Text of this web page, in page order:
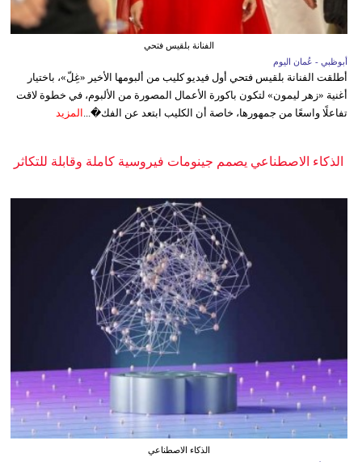
الفنانة بلقيس فتحي
أبوظبي - عُمان اليوم
أطلقت الفنانة بلقيس فتحي أول فيديو كليب من ألبومها الأخير «غِلّ»، باختيار
أغنية «زهر ليمون» لتكون باكورة الأعمال المصورة من الألبوم، في خطوة لاقت
تفاعلًا واسعًا من جمهورها، خاصة أن الكليب ابتعد عن الفك�... المزيد
الذكاء الاصطناعي يصمم جينومات فيروسية كاملة وقابلة للتكاثر
الذكاء الاصطناعي